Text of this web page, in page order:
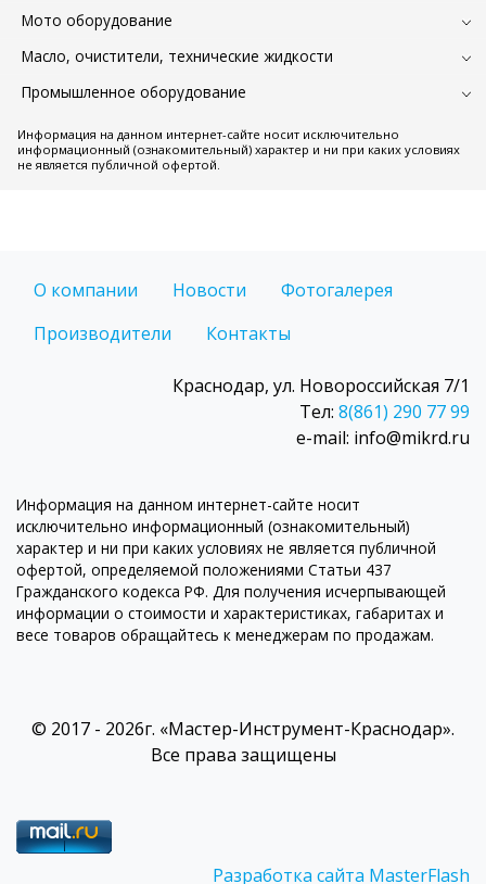
Мото оборудование
Масло, очистители, технические жидкости
Промышленное оборудование
Информация на данном интернет-сайте носит исключительно
информационный (ознакомительный) характер и ни при каких условиях
не является публичной офертой.
О компании Новости
Фотогалерея
Производители
Контакты
Краснодар, ул. Новороссийская 7/1
Тел: 8(861) 290 77 99
e-mail: info@mikrd.ru
Информация на данном интернет-сайте носит
исключительно информационный (ознакомительный)
характер и ни при каких условиях не является публичной
офертой, определяемой положениями Статьи 437
Гражданского кодекса РФ. Для получения исчерпывающей
информации о стоимости и характеристиках, габаритах и
весе товаров обращайтесь к менеджерам по продажам.
© 2017 - 2026г. «Мастер-Инструмент-Краснодар».
Все права защищены
Разработка сайта MasterFlash